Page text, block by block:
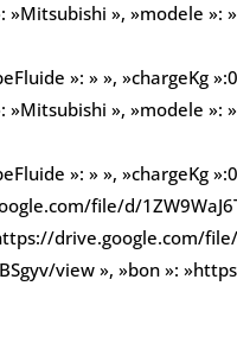
», »modele »:
»: » », »chargeKg
», »modele »:
»: » », »chargeKg
file/d/
drive.google.com/
view », »bon »: